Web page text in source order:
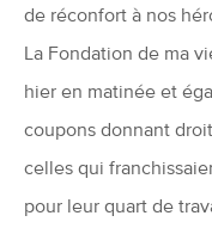
de réconfort à nos
La Fondation de ma
hier en matinée et
coupons donnant
celles qui
pour leur quart de